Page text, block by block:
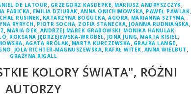
DE LATOUR, GRZEGORZ KASDEPKE, MARIUSZ ANDRYSZCZYK,
FABICKA, EMILIA DZIUBAK, ANNA ONICHIMOWSKA, PAWEŁ PAWLAK,
RUSINEK, KATARZYNA BOGUCKA,AGORA, MARIANNA SZTYMA,
RYRYCH , PIOTR SOCHA, ZOFIA STANECKA, JOANNA RUDNIAŃSKA,
, MARIA DEK, ANDRZEJ MAREK GRABOWSKI, MONIKA HANULAK,
, ROKSANA JĘDRZEJEWSKA-WRÓBEL, JONA JUNG, MARTA KISIEL,
, AGATA KRÓLAK, MARTA KURCZEWSKA, GRAŻKA LANGE,
, JOLA RICHTER-MAGNUSZEWSKA, RAFAŁ WITEK, ANNA WIELBUT ,
GRAŻYNA RIGALL
KOLORY ŚWIATA", RÓŻNI
AUTORZY